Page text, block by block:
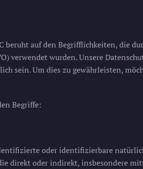
beruht auf den Begrifflichkeiten, die
verwendet wurden. Unsere
sein. Um dies zu gewährleisten,
Begriffe:
oder identifizierbare
direkt oder indirekt, insbesondere